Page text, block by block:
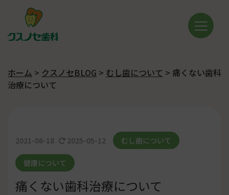
ホーム > クスノセBLOG > むし歯について > 痛くない歯科
治療について
2021-06-18 2025-05-12 むし歯について
健康について
痛くない歯科治療について